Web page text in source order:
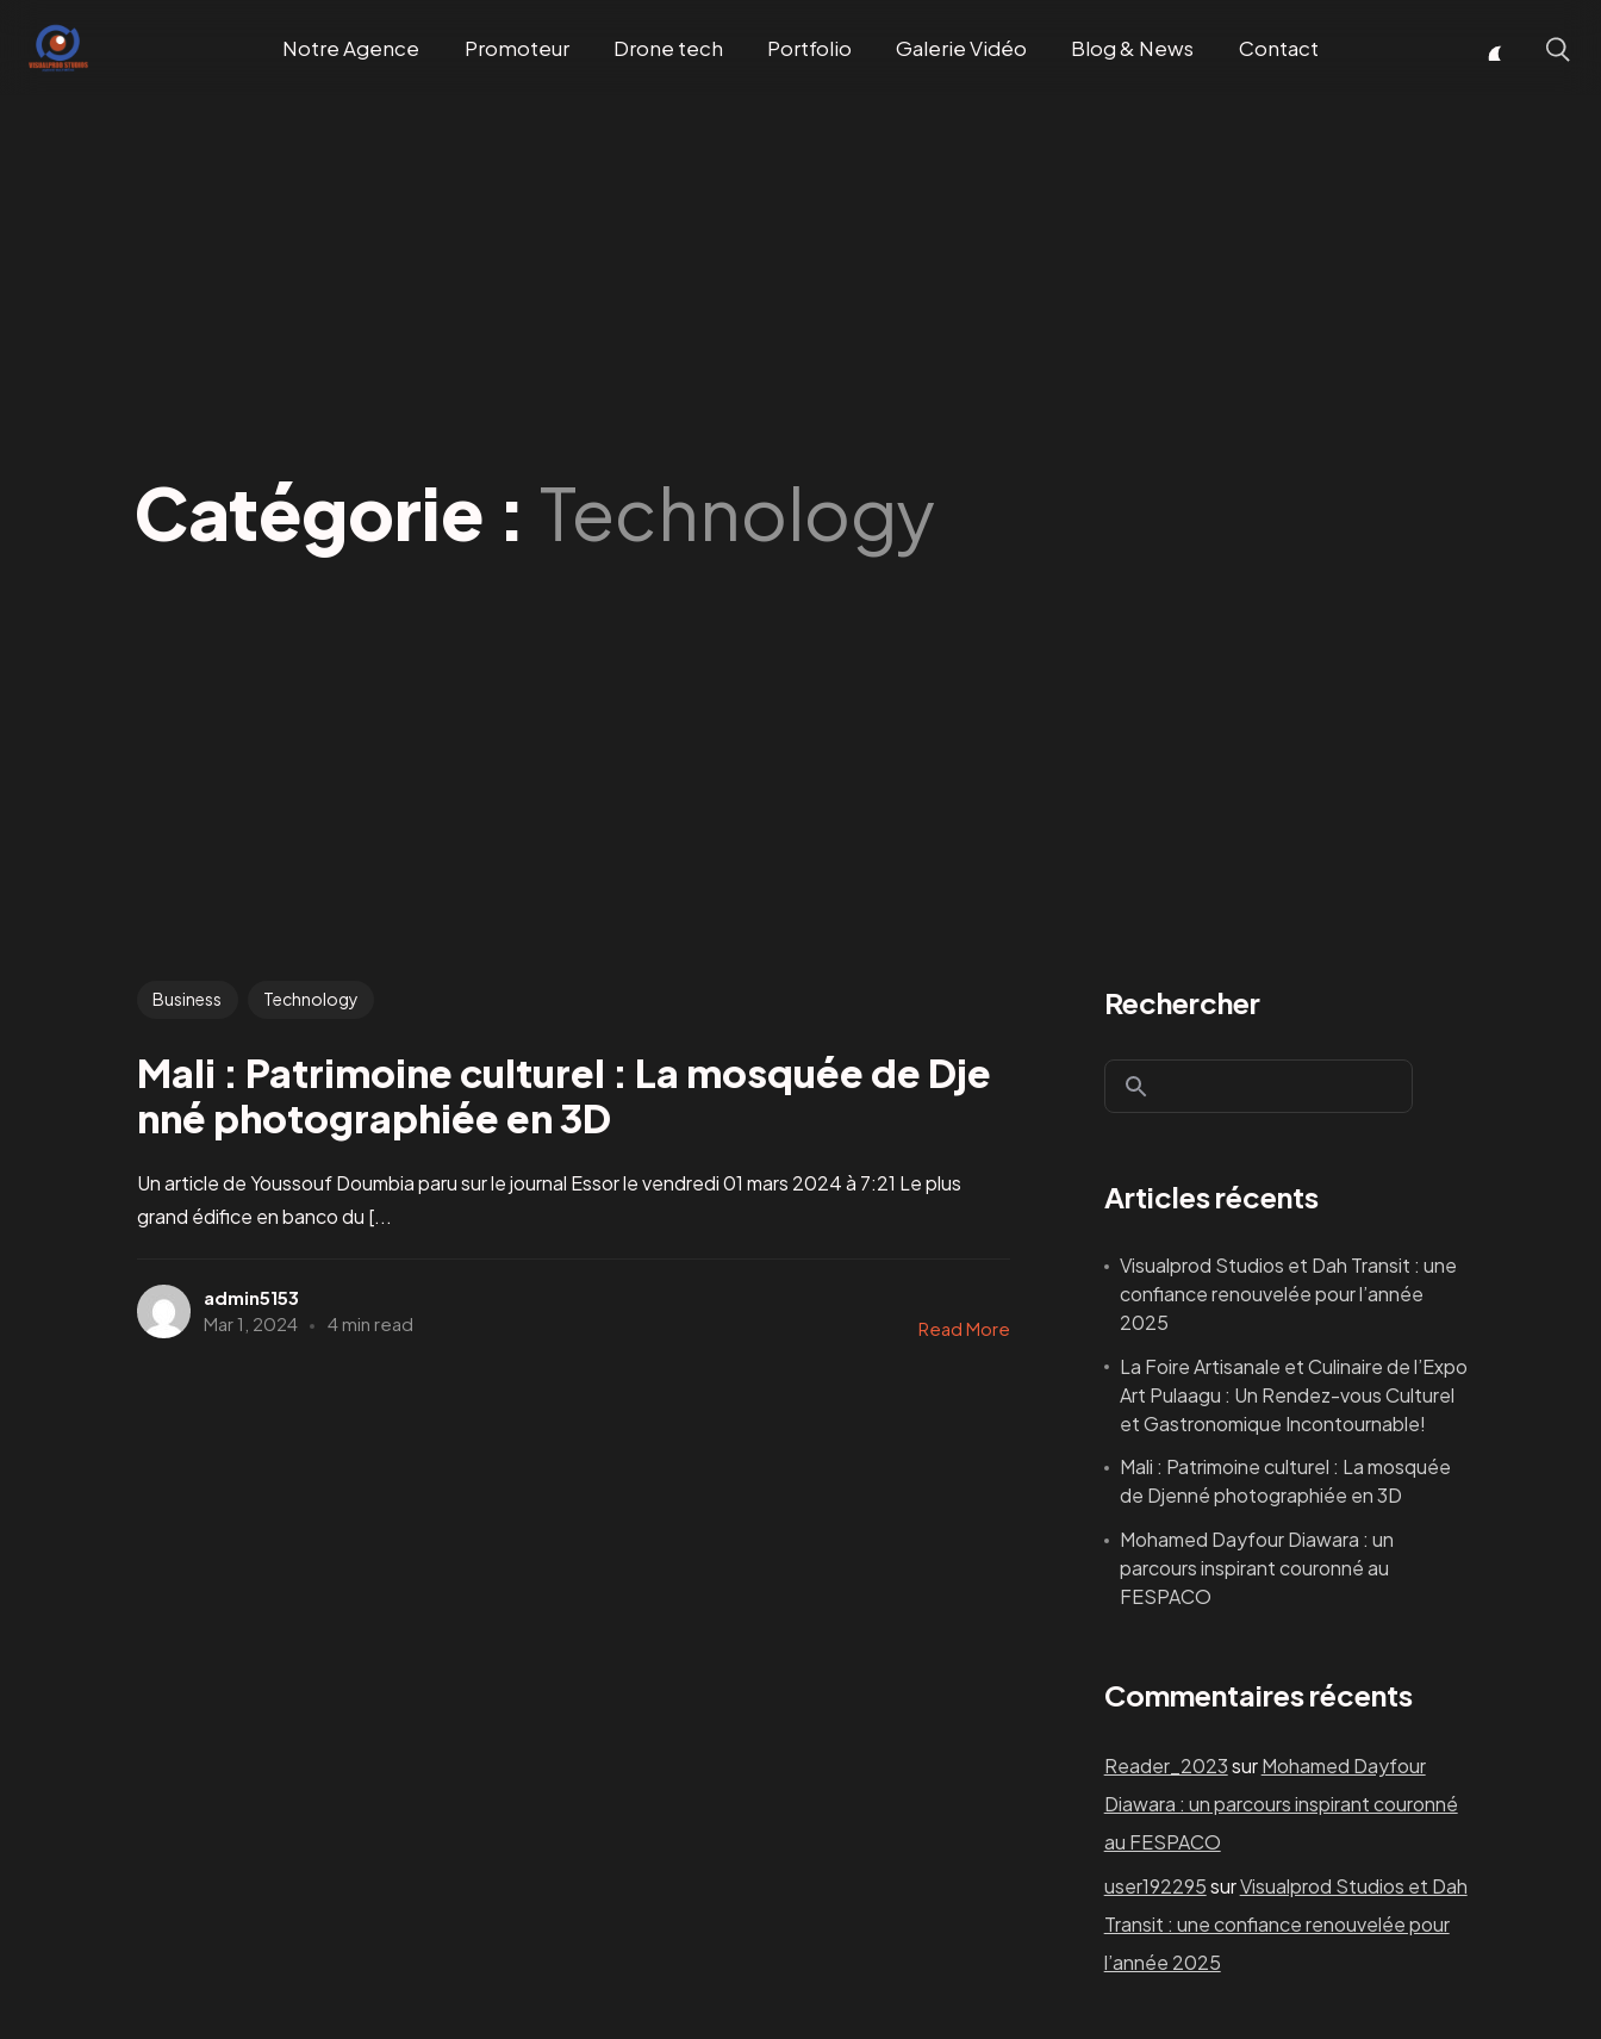
Notre Agence Promoteur Drone tech Portfolio Galerie Vidéo Blog & News Contact
Catégorie : Technology
Business Technology
Mali : Patrimoine culturel : La mosquée de Dje
nné photographiée en 3D
Un article de Youssouf Doumbia paru sur le journal Essor le vendredi 01 mars 2024 à 7:21 Le plus
grand édifice en banco du [...
admin5153
Mar 1, 2024
4 min read Read More
Rechercher
Articles récents
Visualprod Studios et Dah Transit : une
confiance renouvelée pour l’année
2025
La Foire Artisanale et Culinaire de l’Expo
Art Pulaagu : Un Rendez-vous Culturel
et Gastronomique Incontournable!
Mali : Patrimoine culturel : La mosquée
de Djenné photographiée en 3D
Mohamed Dayfour Diawara : un
parcours inspirant couronné au
FESPACO
Commentaires récents
Reader_2023surMohamed Dayfour
Diawara : un parcours inspirant couronné
au FESPACO
user192295surVisualprod Studios et Dah
Transit : une confiance renouvelée pour
l’année 2025